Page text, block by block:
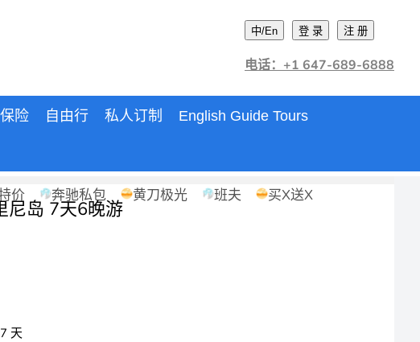
中/En
登 录 注 册
电话：+1 647-689-6888
保险 自由行 私人订制 English Guide Tours
价 奔驰私包 黄刀极光 班夫
买X送X
尼岛 7天6晚游
7 天